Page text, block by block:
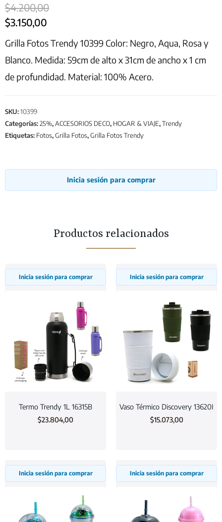
$4.200,00
$3.150,00
Grilla Fotos Trendy 10399 Color: Negro, Aqua, Rosa y
Blanco. Medida: 59cm de alto x 31cm de ancho x 1 cm
de profundidad. Material: 100% Acero.
SKU:10399
Categorías:25%,ACCESORIOS DECO, HOGAR & VIAJE,Trendy
Etiquetas: Fotos,Grilla Fotos,Grilla Fotos Trendy
Inicia sesión para comprar
Productos relacionados
Inicia sesión para comprar
Termo Trendy 1L 16315B
$23.804,00
Inicia sesión para comprar
Vaso Térmico Discovery 13620I
$15.073,00
Inicia sesión para comprar Inicia sesión para comprar